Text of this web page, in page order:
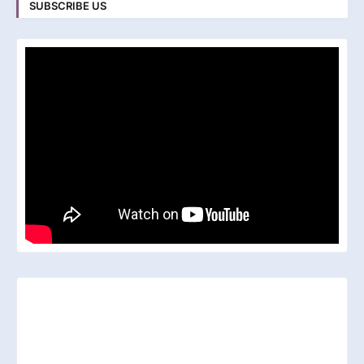
SUBSCRIBE US